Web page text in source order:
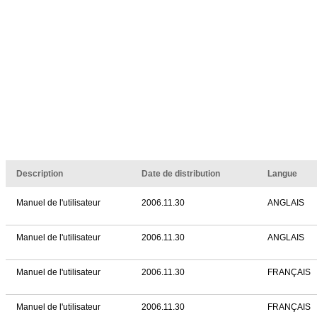
Description Date de distribution Langue
Manuel de l'utilisateur 2006.11.30 ANGLAIS
Manuel de l'utilisateur 2006.11.30 ANGLAIS
Manuel de l'utilisateur 2006.11.30 FRANÇAIS
Manuel de l'utilisateur 2006.11.30 FRANÇAIS